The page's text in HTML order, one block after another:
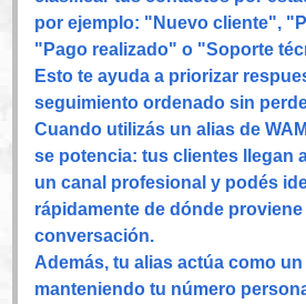
por ejemplo: "Nuevo cliente",
"Pago realizado" o "Soporte
Esto te ayuda a priorizar
seguimiento ordenado sin
Cuando utilizás un alias de
se potencia: tus clientes llegan
un canal profesional y podés
rápidamente de dónde proviene
conversación.
Además, tu alias actúa como
manteniendo tu número